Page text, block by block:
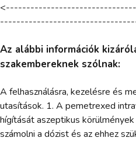
Az alábbi információk
szakembereknek szólnak:
A felhasználásra, kezelésre és
utasítások. 1. A pemetrexed
hígítását aszeptikus
számolni a dózist és az ehhez